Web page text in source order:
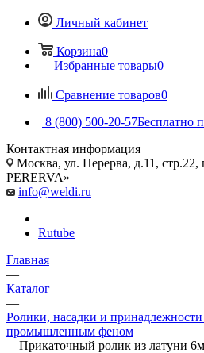
Личный кабинет
Корзина0
Избранные товары0
Сравнение товаров0
8 (800) 500-20-57Бесплатно
Контактная информация
Москва, ул. Перерва, д.11, стр.22,
PERERVA»
info@weldi.ru
Rutube
Главная
—
Каталог
—
Ролики, насадки и принадлежности
промышленным феном
—Прикаточный ролик из латуни